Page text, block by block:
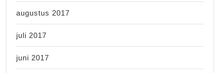
augustus 2017
juli 2017
juni 2017